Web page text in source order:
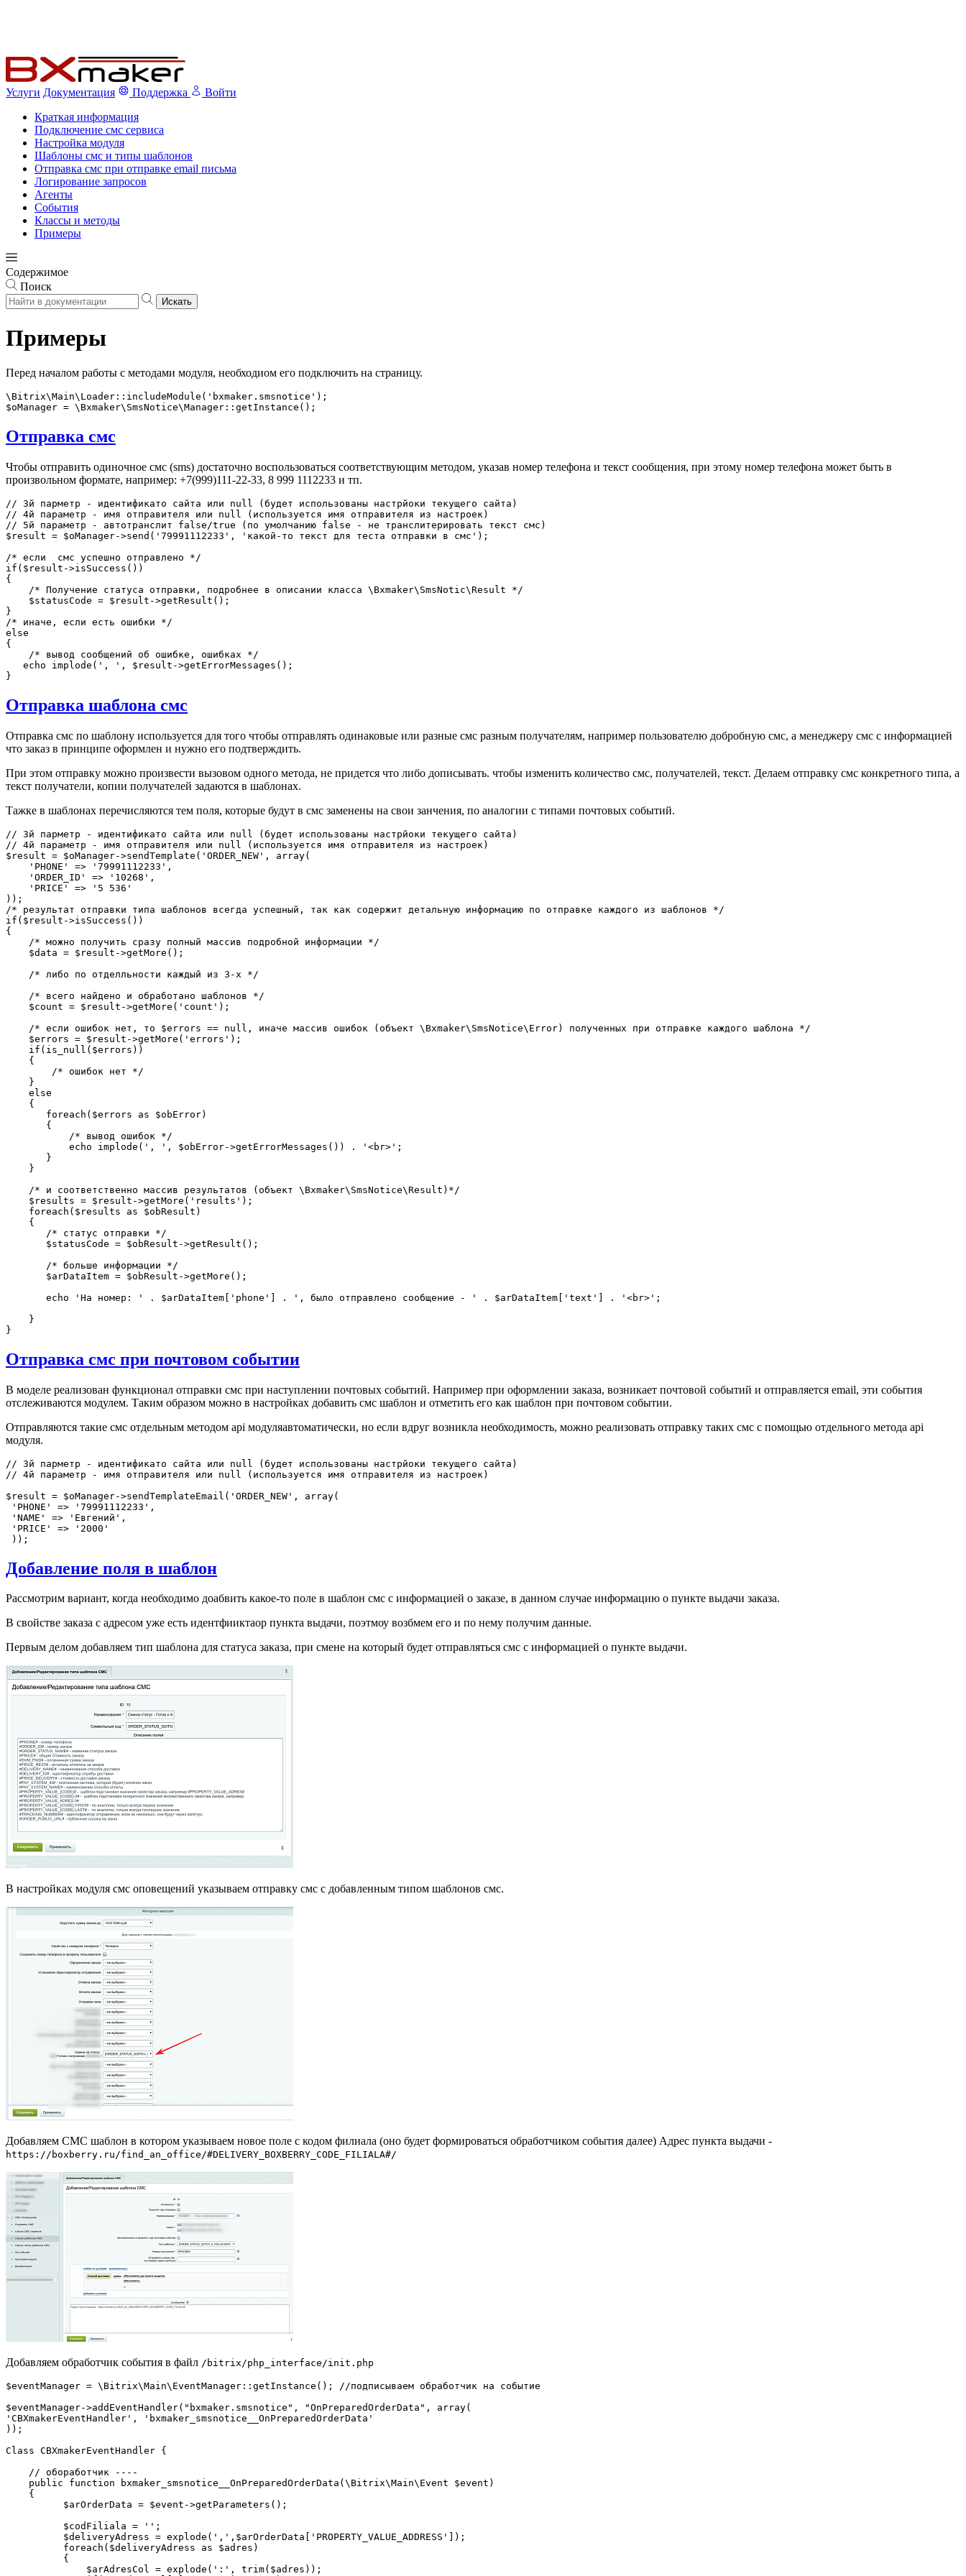
Услуги Документация Поддержка
Войти
Краткая информация
Подключение смс сервиса
Настройка модуля
Шаблоны смс и типы шаблонов
Отправка смс при отправке email письма
Логирование запросов
Агенты
События
Классы и методы
Примеры
Содержимое
Поиск
Искать
Примеры
Перед началом работы с методами модуля, необходиом его подключить на страницу.
\Bitrix\Main\Loader::includeModule('bxmaker.smsnotice');
Отправка смс
Чтобы отправить одиночное смс (sms) достаточно воспользоваться соответствующим методом, указав номер телефона и текст сообщения, при этому номер телефона может быть в
произвольном формате, например: +7(999)111-22-33, 8 999 1112233 и тп.
// 3й парметр - идентификато сайта или null (будет использованы настрйоки текущего сайта)
// 4й параметр - имя отправителя или null (используется имя отправителя из настроек)
// 5й параметр - автотранслит false/true (по умолчанию false - не транслитерировать текст смс)
$result = $oManager->send('79991112233', 'какой-то текст для теста отправки в смс');
/* если  смс успешно отправлено */
if($result->isSuccess())
{
    /* Получение статуса отправки, подробнее в описании класса \Bxmaker\SmsNotic\Result */
    $statusCode = $result->getResult();
}
/* иначе, если есть ошибки */
else
{
    /* вывод сообщений об ошибке, ошибках */
   echo implode(', ', $result->getErrorMessages();
Отправка шаблона смс
Отправка смс по шаблону используется для того чтобы отправлять одинаковые или разные смс разным получателям, например пользователю добробную смс, а менеджеру смс с информацией
что заказ в принципе оформлен и нужно его подтверждить.
При этом отправку можно произвести вызовом одного метода, не придется что либо дописывать. чтобы изменить количество смс, получателей, текст. Делаем отправку смс конкретного типа, а
текст получатели, копии получателей задаются в шаблонах.
Тажке в шаблонах перечисляются тем поля, которые будут в смс заменены на свои занчения, по аналогии с типами почтовых событий.
// 3й парметр - идентификато сайта или null (будет использованы настрйоки текущего сайта)
// 4й параметр - имя отправителя или null (используется имя отправителя из настроек)
$result = $oManager->sendTemplate('ORDER_NEW', array(
    'PHONE' => '79991112233',
    'ORDER_ID' => '10268',
    'PRICE' => '5 536'
));
/* результат отправки типа шаблонов всегда успешный, так как содержит детальную информацию по отправке каждого из шаблонов */
if($result->isSuccess())
{
    /* можно получить сразу полный массив подробной информации */
    $data = $result->getMore();
    /* либо по отделльности каждый из 3-х */
    /* всего найдено и обработано шаблонов */
    $count = $result->getMore('count');
    /* если ошибок нет, то $errors == null, иначе массив ошибок (объект \Bxmaker\SmsNotice\Error) полученных при отправке каждого шаблона */
    $errors = $result->getMore('errors');
    if(is_null($errors))
    {
        /* ошибок нет */
    }
    else
    {
       foreach($errors as $obError)
       {
           /* вывод ошибок */
           echo implode(', ', $obError->getErrorMessages()) . '<br>';
       }
    }
    /* и соответственно массив результатов (объект \Bxmaker\SmsNotice\Result)*/
    $results = $result->getMore('results');
    foreach($results as $obResult)
    {
       /* статус отправки */
       $statusCode = $obResult->getResult();
       /* больше информации */
       $arDataItem = $obResult->getMore();
       echo 'На номер: ' . $arDataItem['phone'] . ', было отправлено сообщение - ' . $arDataItem['text'] . '<br>';
    }
Отправка смс при почтовом событии
В моделе реализован функционал отправки смс при наступлении почтовых событий. Например при оформлении заказа, возникает почтовой событий и отправляется email, эти события
отслеживаются модулем. Таким образом можно в настройках добавить смс шаблон и отметить его как шаблон при почтовом событии.
Отправляются такие смс отдельным методом api модуляавтоматически, но если вдруг возникла необходимость, можно реализовать отправку таких смс с помощью отдельного метода api
модуля.
// 3й парметр - идентификато сайта или null (будет использованы настрйоки текущего сайта)
// 4й параметр - имя отправителя или null (используется имя отправителя из настроек)
$result = $oManager->sendTemplateEmail('ORDER_NEW', array(
'PHONE' => '79991112233',
'NAME' => 'Евгений',
'PRICE' => '2000'
Добавление поля в шаблон
Рассмотрим вариант, когда необходимо доабвить какое-то поле в шаблон смс с информацией о заказе, в данном случае информацию о пункте выдачи заказа.
В свойстве заказа с адресом уже есть идентфииктаор пункта выдачи, поэтмоу возбмем его и по нему получим данные.
Первым делом добавляем тип шаблона для статуса заказа, при смене на который будет отправляться смс с информацией о пункте выдачи.
В настройках модуля смс оповещений указываем отправку смс с добавленным типом шаблонов смс.
Добавляем СМС шаблон в котором указываем новое поле с кодом филиала (оно будет формироваться обработчиком события далее) Адрес пункта выдачи -
https://boxberry.ru/find_an_office/#DELIVERY_BOXBERRY_CODE_FILIALA#/
Добавляем обработчик события в файл /bitrix/php_interface/init.php
$eventManager = \Bitrix\Main\EventManager::getInstance(); //подписываем обработчик на событие
$eventManager->addEventHandler("bxmaker.smsnotice", "OnPreparedOrderData", array(
'CBXmakerEventHandler', 'bxmaker_smsnotice__OnPreparedOrderData'
));
Class CBXmakerEventHandler {
    // обоработчик ----
    public function bxmaker_smsnotice__OnPreparedOrderData(\Bitrix\Main\Event $event)
    {
          $arOrderData = $event->getParameters();
          $codFiliala = '';
          $deliveryAdress = explode(',',$arOrderData['PROPERTY_VALUE_ADDRESS']);
          foreach($deliveryAdress as $adres)
          {
              $arAdresCol = explode(':', trim($adres));